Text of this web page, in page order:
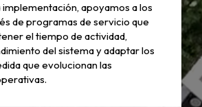
implementación, apoyamos a los
de programas de servicio que
el tiempo de actividad,
del sistema y adaptar los
que evolucionan las